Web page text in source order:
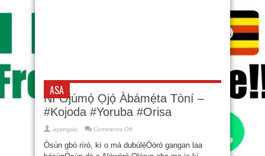
ASA
Ní Ojúmọ́ Ọjọ́ Àbámẹ́ta Tòní –
#Kojoda #Yoruba #Orisa
ayangalu Comments Offon
Ojúmọ́
Ọjọ́
Àbámẹ́ta
Òsùn gbó ríró, kí o má dubúlẹ̀Òòró gangan laa